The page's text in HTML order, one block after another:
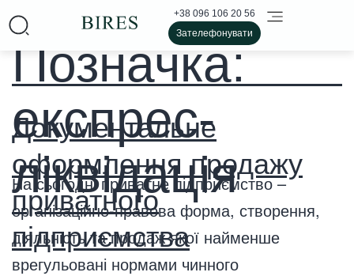
+38 096 106 20 56
Зателефонувати
Позначка:
експрес-
ліквідація
Документальне
оформлення продажу
приватного
підприємства
На сьогодні приватне підприємство –
організаційно-правова форма, створення,
діяльність та продаж якої найменше
врегульовані нормами чинного